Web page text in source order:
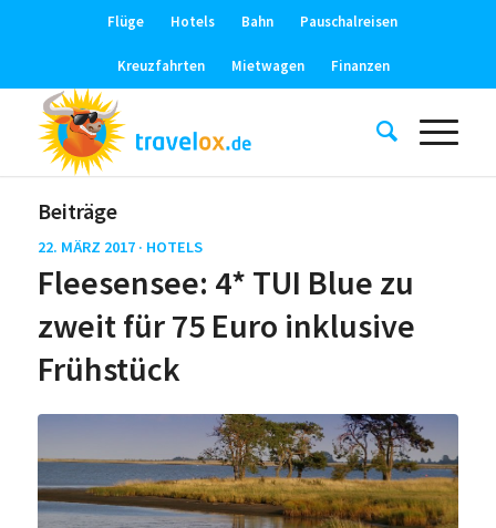
Flüge Hotels Bahn Pauschalreisen
Kreuzfahrten Mietwagen Finanzen
Beiträge
22. MÄRZ 2017 · HOTELS
Fleesensee: 4* TUI Blue zu
zweit für 75 Euro inklusive
Frühstück